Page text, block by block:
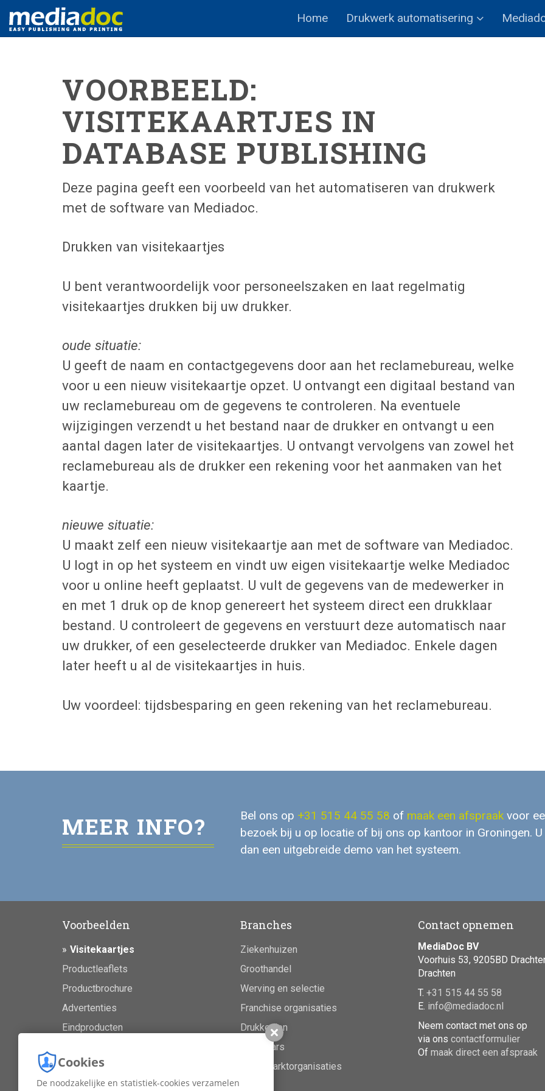
Home Drukwerk automatisering
VOORBEELD:
VISITEKAARTJES IN
DATABASE PUBLISHING
Deze pagina geeft een voorbeeld van het automatiseren van drukwerk
met de software van Mediadoc.
Drukken van visitekaartjes
U bent verantwoordelijk voor personeelszaken en laat regelmatig
visitekaartjes drukken bij uw drukker.
oude situatie:
U geeft de naam en contactgegevens door aan het reclamebureau, welke
voor u een nieuw visitekaartje opzet. U ontvangt een digitaal bestand van
uw reclamebureau om de gegevens te controleren. Na eventuele
wijzigingen verzendt u het bestand naar de drukker en ontvangt u een
aantal dagen later de visitekaartjes. U ontvangt vervolgens van zowel het
reclamebureau als de drukker een rekening voor het aanmaken van het
kaartje.
nieuwe situatie:
U maakt zelf een nieuw visitekaartje aan met de software van Mediadoc.
U logt in op het systeem en vindt uw eigen visitekaartje welke Mediadoc
voor u online heeft geplaatst. U vult de gegevens van de medewerker in
en met 1 druk op de knop genereert het systeem direct een drukklaar
bestand. U controleert de gegevens en verstuurt deze automatisch naar
uw drukker, of een geselecteerde drukker van Mediadoc. Enkele dagen
later heeft u al de visitekaartjes in huis.
Uw voordeel: tijdsbesparing en geen rekening van het reclamebureau.
MEER INFO? Bel ons op +31 515 44 55 58 of maak een afspraakvoor
bezoek bij u op locatie of bij ons op kantoor in Groningen.
dan een uitgebreide demo van het systeem.
Voorbeelden
Visitekaartjes
Productleaflets
Productbrochure
Advertenties
Eindproducten
Branches
Ziekenhuizen
Groothandel
Werving en selectie
Franchise organisaties
Drukkerijen
Makelaars
Supermarktorganisaties
Contact opnemen
MediaDoc BV
Voorhuis 53, 9205BD
Drachten
T. +31 515 44 55 58
E. info@mediadoc.nl
Neem contact met ons op
via ons contactformulier
Of maak direct een afspraak
Cookies
De noodzakelijke en statistiek-cookies verzamelen
Sluiten